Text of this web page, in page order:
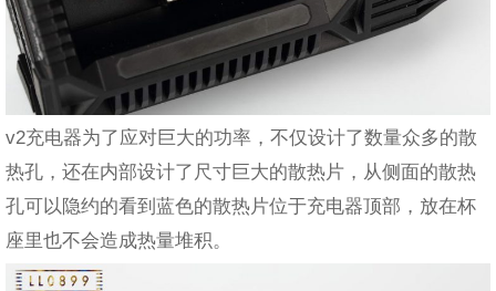
v2充电器为了应对巨大的功率，不仅设计了数量众多的散
热孔，还在内部设计了尺寸巨大的散热片，从侧面的散热
孔可以隐约的看到蓝色的散热片位于充电器顶部，放在杯
座里也不会造成热量堆积。